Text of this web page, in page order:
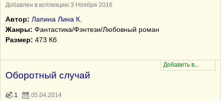
Добавлен в коллекцию 3 Ноября 2016
Автор: Лапина Лина К.
Жанры: Фантастика/Фэнтези/Любовный роман
Размер: 473 Кб
Оборотный случай
1 05.04.2014